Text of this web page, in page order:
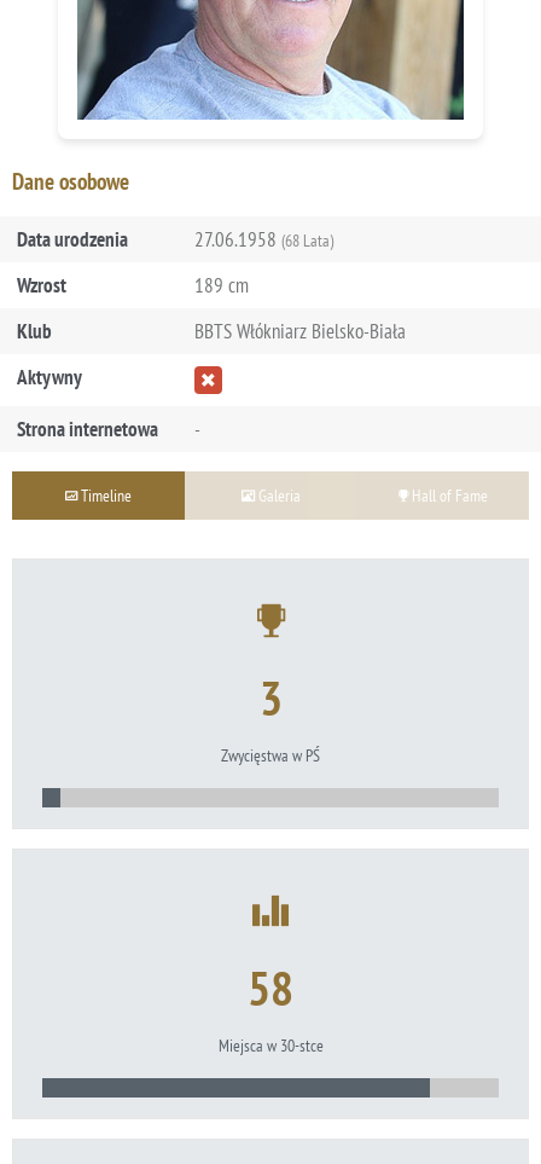
Dane osobowe
Data urodzenia 27.06.1958 (68 Lata)
Wzrost
189 cm
Klub
BBTS Włókniarz Bielsko-Biała
Aktywny
Strona internetowa
-
Timeline Galeria Hall of Fame
3
Zwycięstwa w PŚ
58
Miejsca w 30-stce